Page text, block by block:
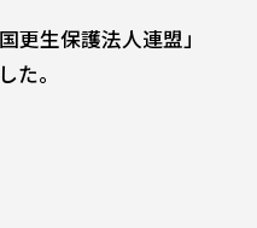
更生保護法人連盟」
た。